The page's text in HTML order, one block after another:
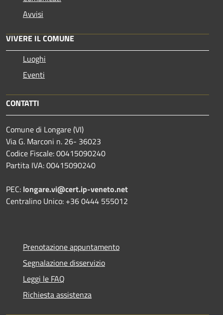
Avvisi
VIVERE IL COMUNE
Luoghi
Eventi
CONTATTI
Comune di Longare (VI)
Via G. Marconi n. 26- 36023
Codice Fiscale: 00415090240
Partita IVA: 00415090240
PEC: longare.vi@cert.ip-veneto.net
Centralino Unico: +36 0444 555012
Prenotazione appuntamento
Segnalazione disservizio
Leggi le FAQ
Richiesta assistenza